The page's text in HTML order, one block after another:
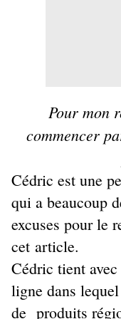
Pour mon
commencer
Cédric est une
qui a beaucoup
excuses pour le
cet article.
Cédric tient
ligne dans
de produits